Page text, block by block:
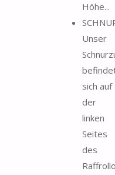
Höhe...
Unser
sich auf
der
linken
Seites
des